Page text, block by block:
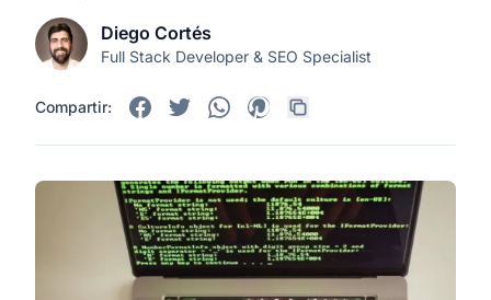
Diego Cortés
Full Stack Developer & SEO Specialist
Compartir: